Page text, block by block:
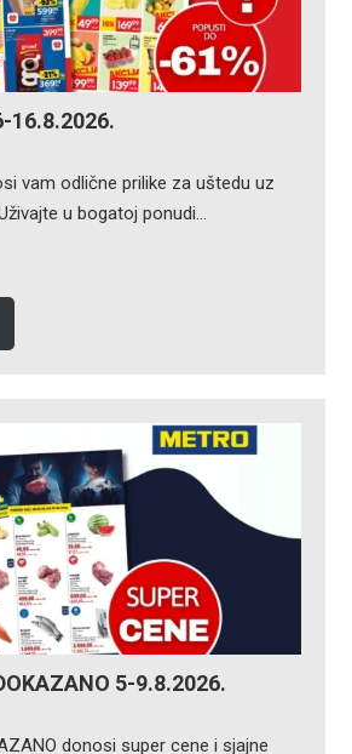
16.8.2026.
vam odlične prilike za uštedu uz
u bogatoj ponudi…
5-9.8.2026.
donosi super cene i sjajne